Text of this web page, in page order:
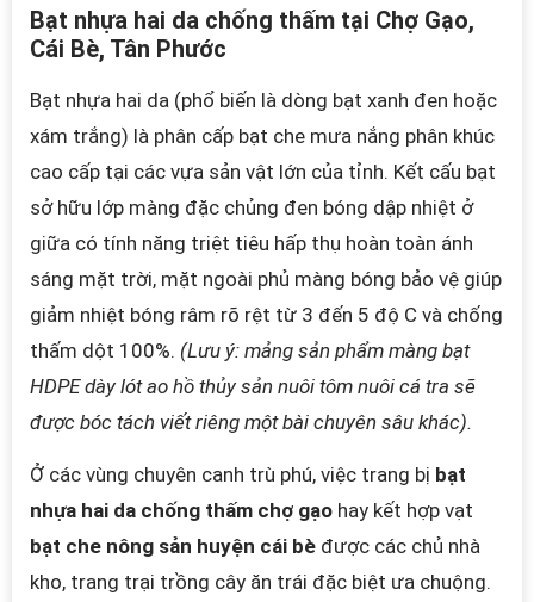
Bạt nhựa hai da chống thấm tại Chợ Gạo,
Cái Bè, Tân Phước
Bạt nhựa hai da (phổ biến là dòng bạt xanh đen hoặc
xám trắng) là phân cấp bạt che mưa nắng phân khúc
cao cấp tại các vựa sản vật lớn của tỉnh. Kết cấu bạt
sở hữu lớp màng đặc chủng đen bóng dập nhiệt ở
giữa có tính năng triệt tiêu hấp thụ hoàn toàn ánh
sáng mặt trời, mặt ngoài phủ màng bóng bảo vệ giúp
giảm nhiệt bóng râm rõ rệt từ 3 đến 5 độ C và chống
thấm dột 100%. (Lưu ý: mảng sản phẩm màng bạt
HDPE dày lót ao hồ thủy sản nuôi tôm nuôi cá tra sẽ
được bóc tách viết riêng một bài chuyên sâu khác).
Ở các vùng chuyên canh trù phú, việc trang bị bạt
nhựa hai da chống thấm chợ gạo hay kết hợp vạt
bạt che nông sản huyện cái bè được các chủ nhà
kho, trang trại trồng cây ăn trái đặc biệt ưa chuộng.